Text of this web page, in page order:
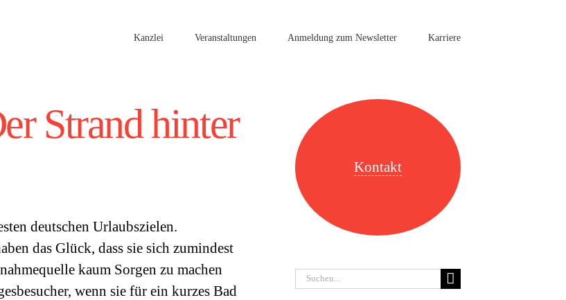
Kanzlei Veranstaltungen Anmeldung zum Newsletter Karriere
Strand hinter
deutschen Urlaubszielen.
das Glück, dass sie sich zumindest
kaum Sorgen zu machen
wenn sie für ein kurzes Bad
Kontakt
Suche